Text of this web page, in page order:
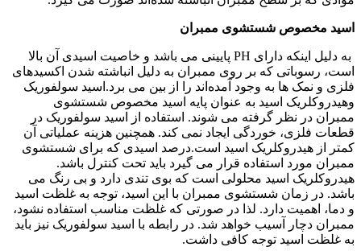
اسید مخصوص شستشوی ممبران
به دلیل اینکه دارای PH پایینی می باشد و خاصیت اسیدی آن بالا
است، رسوباتی که بر روی ممبران به دلیل انباشته شدن اکسیدهای
فلزی و نمک ها به وجود آمده‌اند را از بین می برد.اسید سولفوریک
وهیدروکلریک اسید به عنوان پایه اسید مخصوص شستشوی
ممبران در نظر گرفته می شوند. استفاده از اسید سولفوریک در
قطعات فلزی، خوردگی ایجاد نمی کند. همچنین هزینه عملیاتی آن
کمتر از هیدروکلریک اسید است.درصد اسیدی که برای شستشوی
ممبران مورد استفاده قرار می گیرد باید تحت کنترل باشد.
هیدروکلریک اسید محلولی است که بوی تندی دارد و بی رنگ می
باشد. در زمان شستشوی ممبران با این اسید، توجه به غلظت اسید
و دما، اهمیت دارد. لذا در صورتی که غلظت مناسب استفاده نشود،
ممبران دچار آسیب خواهد شد. در رابطه با اسید سولفوریک نیز باید
به غلظت اسید توجه کافی داشت.